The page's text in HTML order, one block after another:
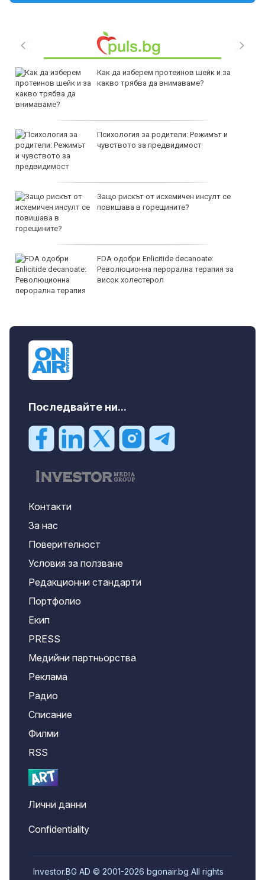
Как да изберем протеинов шейк и за
какво трябва да внимаваме?
Психология за родители: Режимът и
чувството за предвидимост
Защо рискът от исхемичен инсулт се
повишава в горещините?
FDA одобри Еnlicitide decanoate:
Революционна перорална терапия за
висок холестерол
Последвайте ни...
Контакти
За нас
Поверителност
Условия за ползване
Редакционни стандарти
Портфолио
Екип
PRESS
Медийни партньорства
Реклама
Радио
Списание
Филми
RSS
Лични данни
Confidentiality
Investor.BG AD © 2001-2026 bgonair.bg All rights